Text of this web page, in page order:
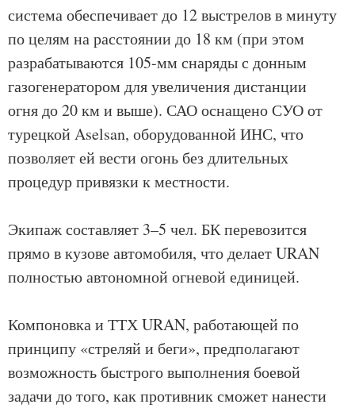
система обеспечивает до 12 выстрелов в минуту
по целям на расстоянии до 18 км (при этом
разрабатываются 105-мм снаряды с донным
газогенератором для увеличения дистанции
огня до 20 км и выше). САО оснащено СУО от
турецкой Aselsan, оборудованной ИНС, что
позволяет ей вести огонь без длительных
процедур привязки к местности.
Экипаж составляет 3–5 чел. БК перевозится
прямо в кузове автомобиля, что делает URAN
полностью автономной огневой единицей.
Компоновка и ТТХ URAN, работающей по
принципу «стреляй и беги», предполагают
возможность быстрого выполнения боевой
задачи до того, как противник сможет нанести